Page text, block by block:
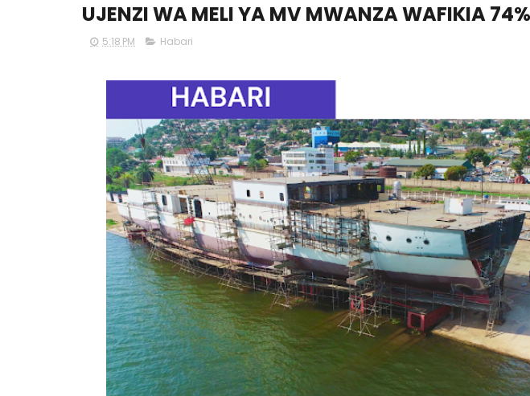
UJENZI WA MELI YA MV MWANZA WAFIKIA 74%
5:18 PM Habari